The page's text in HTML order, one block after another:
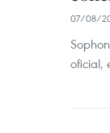
07/08/
oficial,